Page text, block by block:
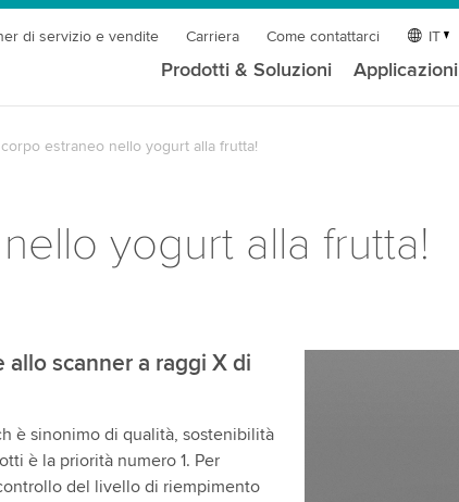
di servizio e vendite Carriera Come contattarci IT
Prodotti & Soluzioni Applicazioni
estraneo nello yogurt alla frutta!
yogurt alla frutta!
scanner a raggi X di
è sinonimo di qualità, sostenibilità
è la priorità numero 1. Per
del livello di riempimento